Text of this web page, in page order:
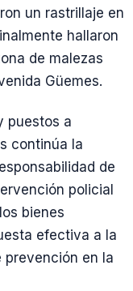
un rastrillaje en
hallaron
de malezas
Güemes.
puestos a
continúa la
de
policial
bienes
efectiva a la
en la